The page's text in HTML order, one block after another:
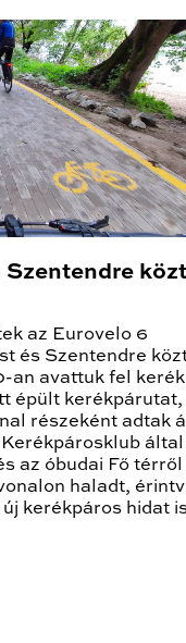
Szentendre
az Eurovelo 6
és Szentendre
an avattuk fel
épült kerékpárutat,
részeként adtak
által
az óbudai Fő
haladt,
kerékpáros hidat